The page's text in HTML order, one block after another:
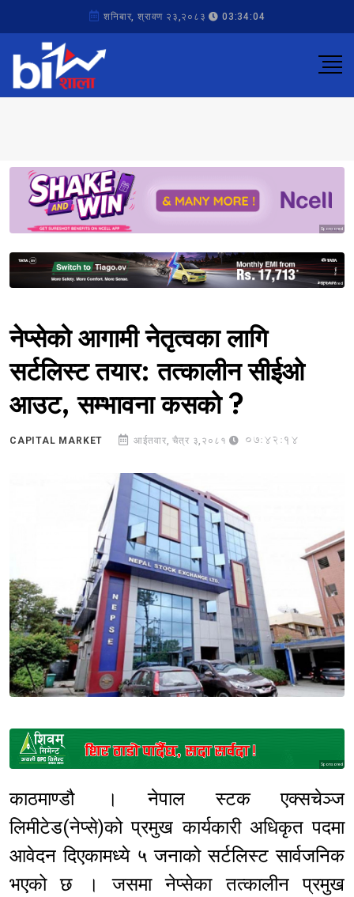
शनिबार, श्रावण २३,२०८३ 03:34:04
Sponsored
Sponsored
नेप्सेको आगामी नेतृत्वका लागि
सर्टलिस्ट तयार: तत्कालीन सीईओ
आउट, सम्भावना कसको ?
CAPITAL MARKET आईतवार, चैत्र ३,२०८१ 07:42:14
Sponsored
काठमाण्डौ । नेपाल स्टक एक्सचेञ्ज
लिमीटेड(नेप्से)को प्रमुख कार्यकारी अधिकृत पदमा
आवेदन दिएकामध्ये ५ जनाको सर्टलिस्ट सार्वजनिक
भएको छ । जसमा नेप्सेका तत्कालीन प्रमुख